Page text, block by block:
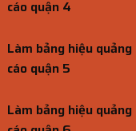
cáo quận 4
Làm bảng hiệu quảng
cáo quận 5
Làm bảng hiệu quảng